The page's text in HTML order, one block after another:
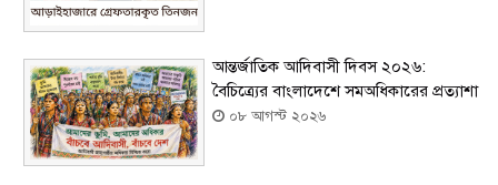
আন্তর্জাতিক আদিবাসী দিবস ২০২৬:
বৈচিত্র্যের বাংলাদেশে সমঅধিকারের প্রত্যাশা
০৮ আগস্ট ২০২৬